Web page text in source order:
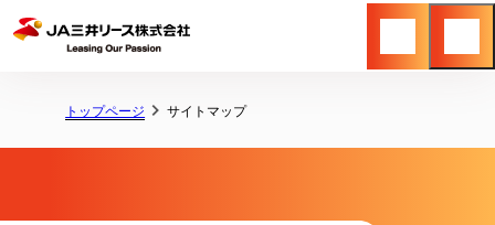
トップページ サイトマップ